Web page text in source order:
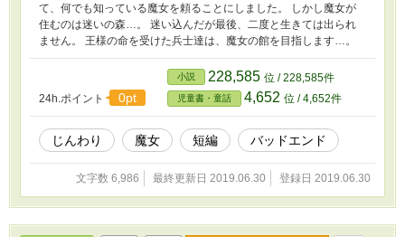
て、何でも知っている魔女を頼ることにしました。 しかし魔女が
住むのは迷いの森…。 迷い込んだが最後、二度と生きては出られ
ません。 王様の命を受けた兵士達は、魔女の館を目指します…。
24h.ポイント 0pt
小説 228,585 位 / 228,585件
児童書・童話 4,652 位 / 4,652件
じんわり 魔女 短編 バッドエンド
文字数 6,986 最終更新日 2019.06.30 登録日 2019.06.30